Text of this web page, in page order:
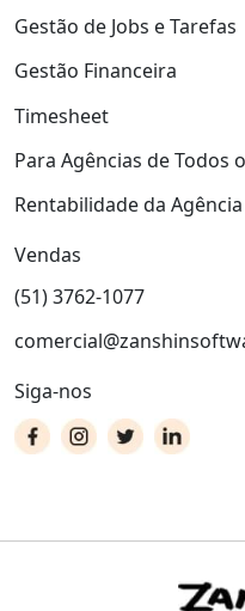
Gestão de Jobs e Tarefas
Gestão Financeira
Timesheet
Para Agências de Todos
Rentabilidade da Agência
Vendas
(51) 3762-1077
Siga-nos